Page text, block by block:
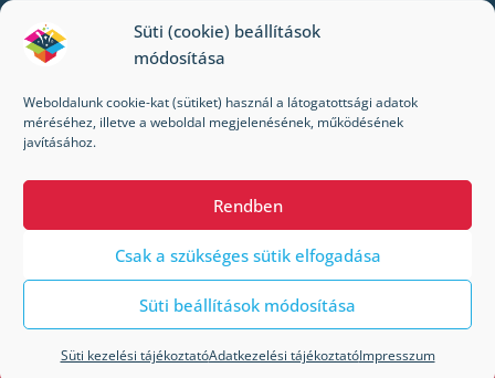
Süti (cookie) beállítások
módosítása
Weboldalunk cookie-kat (sütiket) használ a látogatottsági adatok
méréséhez, illetve a weboldal megjelenésének, működésének
javításához.
Rendben
Csak a szükséges sütik elfogadása
Süti beállítások módosítása
Süti kezelési tájékoztatóAdatkezelési tájékoztatóImpresszum
A Toybox webáruházban a megrendelés/kiszállítás
jelenleg szünetel! Hamarosan visszatérünk.
Bezárás
RÓLUNK
Kik vagyunk mi?